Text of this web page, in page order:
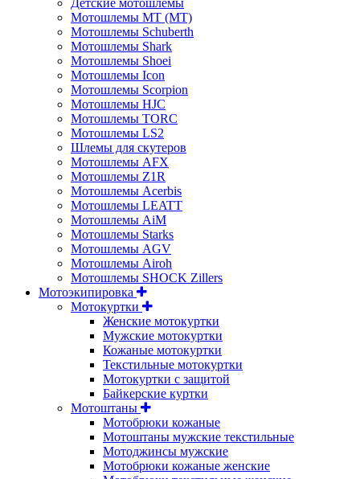
Детские мотошлемы
Мотошлемы MT (МТ)
Мотошлемы Schuberth
Мотошлемы Shark
Мотошлемы Shoei
Мотошлемы Icon
Мотошлемы Scorpion
Мотошлемы HJC
Мотошлемы TORC
Мотошлемы LS2
Шлемы для скутеров
Мотошлемы AFX
Мотошлемы Z1R
Мотошлемы Acerbis
Мотошлемы LEATT
Мотошлемы AiM
Мотошлемы Starks
Мотошлемы AGV
Мотошлемы Airoh
Мотошлемы SHOCK Zillers
Мотоэкипировка
Мотокуртки
Женские мотокуртки
Мужские мотокуртки
Кожаные мотокуртки
Текстильные мотокуртки
Мотокуртки с защитой
Байкерские куртки
Мотоштаны
Мотобрюки кожаные
Мотоштаны мужские текстильные
Мотоджинсы мужские
Мотобрюки кожаные женские